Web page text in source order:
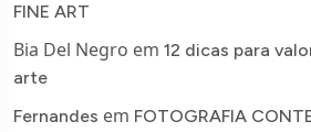
FINE ART
Bia Del Negro em 12 dicas para
arte
Fernandes em FOTOGRAFIA